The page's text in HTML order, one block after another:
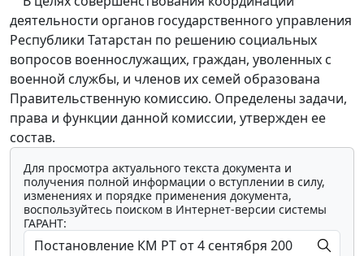
деятельности органов государственного управления
Республики Татарстан по решению социальных
вопросов военнослужащих, граждан, уволенных с
военной службы, и членов их семей образована
Правительственную комиссию. Определены задачи,
права и функции данной комиссии, утвержден ее
состав.
Для просмотра актуального текста документа и
получения полной информации о вступлении в силу,
изменениях и порядке применения документа,
воспользуйтесь поиском в Интернет-версии системы
ГАРАНТ: